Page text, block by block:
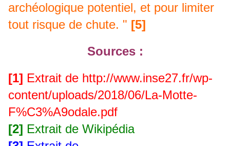
archéologique potentiel, et pour limiter
tout risque de chute. " [5]
Sources :
[1] Extrait de http://www.inse27.fr/wp-
content/uploads/2018/06/La-Motte-
F%C3%A9odale.pdf
[2] Extrait de Wikipédia